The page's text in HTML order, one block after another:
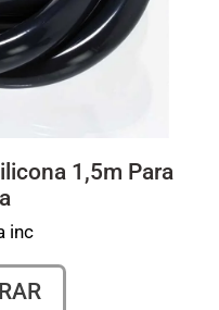
1,5m Para
inc